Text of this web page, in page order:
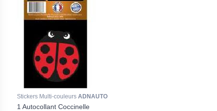
Stickers Multi-couleurs ADNAUTO
1 Autocollant Coccinelle